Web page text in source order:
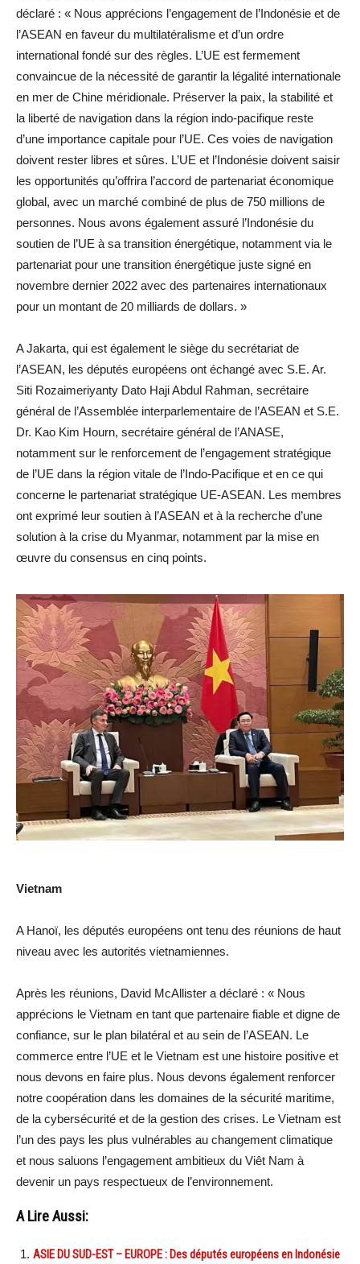
déclaré : « Nous apprécions l’engagement de l’Indonésie et de
l’ASEAN en faveur du multilatéralisme et d’un ordre
international fondé sur des règles. L’UE est fermement
convaincue de la nécessité de garantir la légalité internationale
en mer de Chine méridionale. Préserver la paix, la stabilité et
la liberté de navigation dans la région indo-pacifique reste
d’une importance capitale pour l’UE. Ces voies de navigation
doivent rester libres et sûres. L’UE et l’Indonésie doivent saisir
les opportunités qu’offrira l’accord de partenariat économique
global, avec un marché combiné de plus de 750 millions de
personnes. Nous avons également assuré l’Indonésie du
soutien de l’UE à sa transition énergétique, notamment via le
partenariat pour une transition énergétique juste signé en
novembre dernier 2022 avec des partenaires internationaux
pour un montant de 20 milliards de dollars. »
A Jakarta, qui est également le siège du secrétariat de
l’ASEAN, les députés européens ont échangé avec S.E. Ar.
Siti Rozaimeriyanty Dato Haji Abdul Rahman, secrétaire
général de l’Assemblée interparlementaire de l’ASEAN et S.E.
Dr. Kao Kim Hourn, secrétaire général de l’ANASE,
notamment sur le renforcement de l’engagement stratégique
de l’UE dans la région vitale de l’Indo-Pacifique et en ce qui
concerne le partenariat stratégique UE-ASEAN. Les membres
ont exprimé leur soutien à l’ASEAN et à la recherche d’une
solution à la crise du Myanmar, notamment par la mise en
œuvre du consensus en cinq points.
Vietnam
A Hanoï, les députés européens ont tenu des réunions de haut
niveau avec les autorités vietnamiennes.
Après les réunions, David McAllister a déclaré : « Nous
apprécions le Vietnam en tant que partenaire fiable et digne de
confiance, sur le plan bilatéral et au sein de l’ASEAN. Le
commerce entre l’UE et le Vietnam est une histoire positive et
nous devons en faire plus. Nous devons également renforcer
notre coopération dans les domaines de la sécurité maritime,
de la cybersécurité et de la gestion des crises. Le Vietnam est
l’un des pays les plus vulnérables au changement climatique
et nous saluons l’engagement ambitieux du Viêt Nam à
devenir un pays respectueux de l’environnement.
A Lire Aussi:
ASIE DU SUD-EST – EUROPE : Des députés européens en Indonésie